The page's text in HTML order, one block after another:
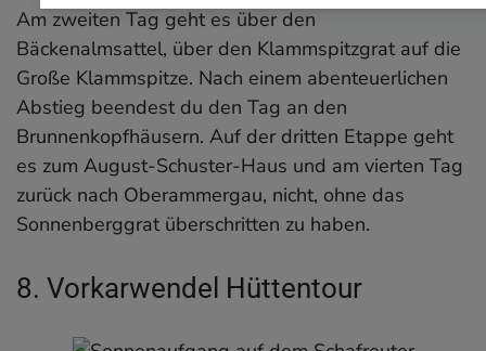
Am zweiten Tag geht es über den
Bäckenalmsattel, über den Klammspitzgrat auf die
Große Klammspitze. Nach einem abenteuerlichen
Abstieg beendest du den Tag an den
Brunnenkopfhäusern. Auf der dritten Etappe geht
es zum August-Schuster-Haus und am vierten Tag
zurück nach Oberammergau, nicht, ohne das
Sonnenberggrat überschritten zu haben.
8. Vorkarwendel Hüttentour